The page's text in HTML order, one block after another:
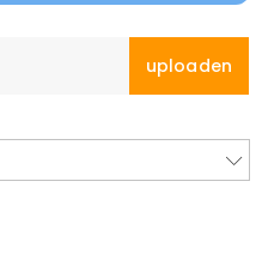
uploaden